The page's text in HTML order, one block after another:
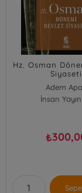
Hz. Osman
Siyaseti
Adem
İnsan
₺